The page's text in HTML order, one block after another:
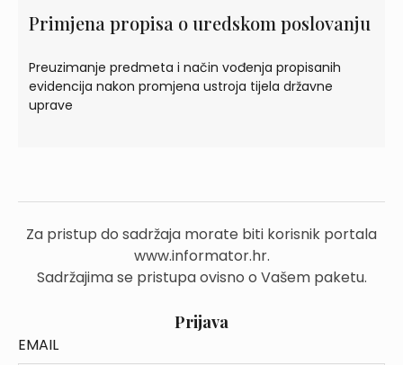
Primjena propisa o uredskom poslovanju
Preuzimanje predmeta i način vođenja propisanih
evidencija nakon promjena ustroja tijela državne
uprave
Za pristup do sadržaja morate biti korisnik portala
www.informator.hr.
Sadržajima se pristupa ovisno o Vašem paketu.
Prijava
EMAIL